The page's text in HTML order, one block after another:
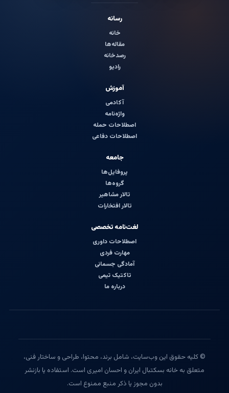
رسانه
خانه
مقاله‌ها
رصدخانه
رادیو
آموزش
آکادمی
واژه‌نامه
اصطلاحات حمله
اصطلاحات دفاعی
جامعه
پروفایل‌ها
گروه‌ها
تالار مشاهیر
تالار افتخارات
لغت‌نامه تخصصی
اصطلاحات داوری
مهارت فردی
آمادگی جسمانی
تاکتیک تیمی
درباره ما
© کلیه حقوق این وب‌سایت، شامل برند، محتوا، طراحی و ساختار فنی،
متعلق به خانه بسکتبال ایران و احسان امیری است. استفاده یا بازنشر
بدون مجوز یا ذکر منبع ممنوع است.